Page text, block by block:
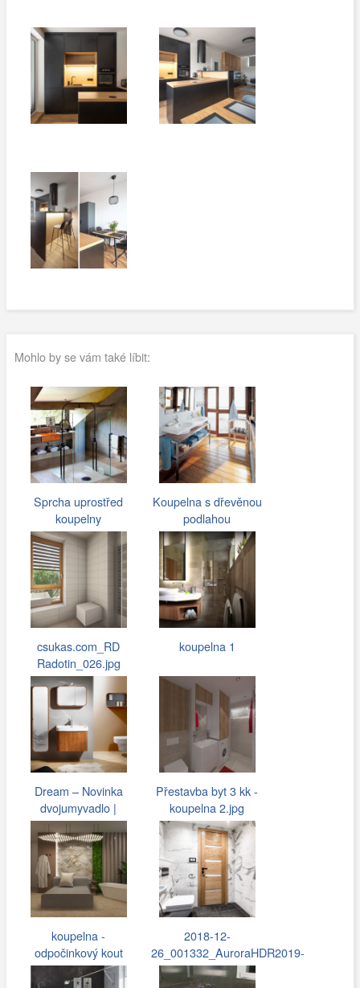
Mohlo by se vám také líbit:
Sprcha uprostřed
koupelny
Koupelna s dřevěnou
podlahou
csukas.com_RD
Radotin_026.jpg
koupelna 1
Dream – Novinka
dvojumyvadlo |
nábytek LE BON
Přestavba byt 3 kk -
koupelna 2.jpg
koupelna -
odpočinkový kout
(1).jpg
2018-12-
26_001332_AuroraHDR2019-
edit.jpg